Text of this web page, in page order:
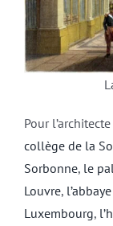
Pour l’architecte
collège de la
Sorbonne, le
Louvre,
Luxembourg,